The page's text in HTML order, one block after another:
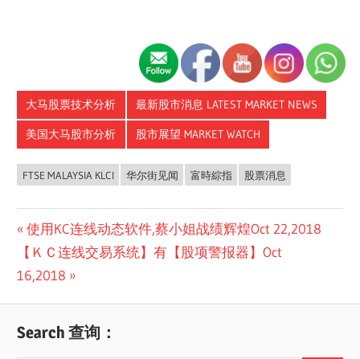
大马股票技术分析 最新股市消息 LATEST MARKET NEWS
美国大马股市分析 股市展望 MARKET WATCH
FTSE MALAYSIA KLCI 华尔街见闻 富時綜指 股票消息
Post
navigation
Previous
Post:
使用KC连线动态软件,蔡小姐战绩辉煌Oct 22,2018
Next
Post:
【ＫＣ连线交易系统】有【股项警报器】Oct
16,2018
Search 查询：